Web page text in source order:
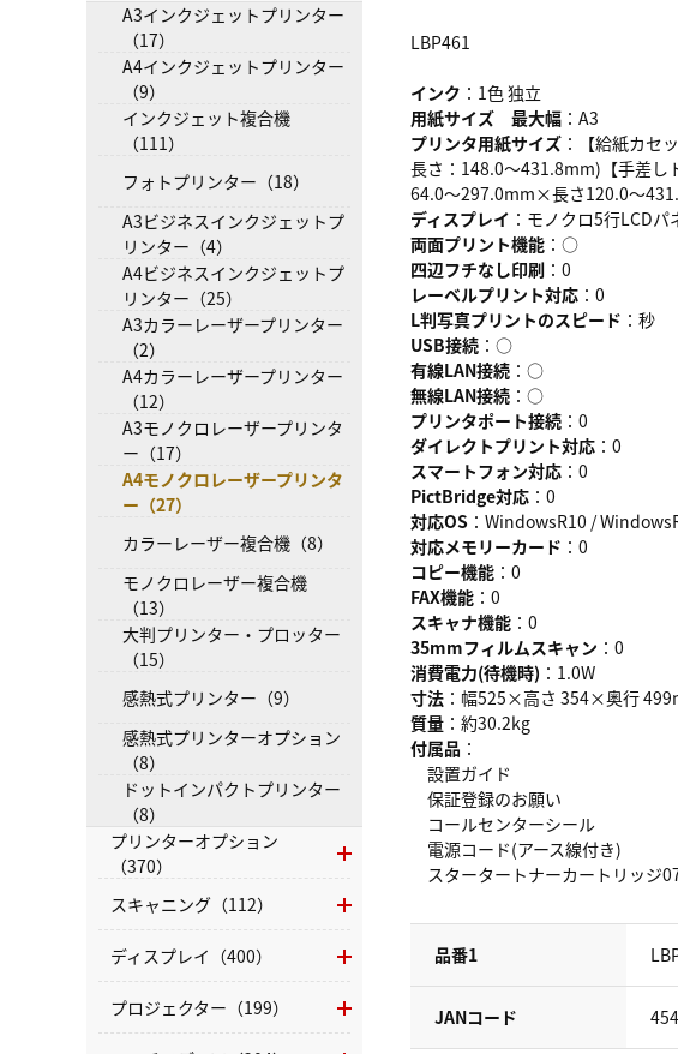
LBP461
インク ：1色 独立
用紙サイズ 最大幅 ：A3
プリンタ用紙サイズ ：【給紙カセ
長さ：148.0～431.8mm)【手差し
64.0～297.0mm×長さ120.0～
ディスプレイ ：モノクロ5行LCDパ
両面プリント機能 ：○
四辺フチなし印刷 ：0
レーベルプリント対応 ：0
L判写真プリントのスピード ：秒
USB接続 ：○
有線LAN接続 ：○
無線LAN接続 ：○
プリンタポート接続 ：0
ダイレクトプリント対応 ：0
スマートフォン対応 ：0
PictBridge対応 ：0
対応OS ：WindowsR10 /
対応メモリーカード ：0
コピー機能 ：0
FAX機能 ：0
スキャナ機能 ：0
35mmフィルムスキャン ：0
消費電力(待機時) ：1.0W
寸法 ：幅525×高さ 354×奥行
質量 ：約30.2kg
付属品 ：
設置ガイド
保証登録のお願い
コールセンターシール
電源コード(アース線付き)
スタータートナーカートリッジ
品番1
JANコード
A3インクジェットプリンター
（17）
A4インクジェットプリンター
（9）
インクジェット複合機
（111）
フォトプリンター（18）
A3ビジネスインクジェットプ
リンター（4）
A4ビジネスインクジェットプ
リンター（25）
A3カラーレーザープリンター
（2）
A4カラーレーザープリンター
（12）
A3モノクロレーザープリンタ
ー（17）
A4モノクロレーザープリンタ
ー（27）
カラーレーザー複合機（8）
モノクロレーザー複合機
（13）
大判プリンター・プロッター
（15）
感熱式プリンター（9）
感熱式プリンターオプション
（8）
ドットインパクトプリンター
（8）
プリンターオプション
（370）
スキャニング（112）
ディスプレイ（400）
プロジェクター（199）